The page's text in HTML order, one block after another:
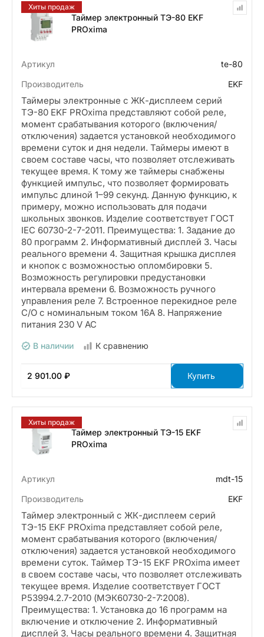
Хиты продаж
Таймер электронный ТЭ-80 EKF
PROxima
Артикул
te-80
Производитель
EKF
Таймеры электронные с ЖК-дисплеем серий
ТЭ-80 EKF PROxima представляют собой реле,
момент срабатывания которого (включения/
отключения) задается установкой необходимого
времени суток и дня недели. Таймеры имеют в
своем составе часы, что позволяет отслеживать
текущее время. К тому же таймеры снабжены
функцией импульс, что позволяет формировать
импульс длиной 1–99 секунд. Данную функцию, к
примеру, можно использовать для подачи
школьных звонков. Изделие соответствует ГОСТ
IEC 60730-2-7-2011. Преимущества: 1. Задание до
80 программ 2. Информативный дисплей 3. Часы
реального времени 4. Защитная крышка дисплея
и кнопок с возможностью опломбировки 5.
Возможность регулировки предустановки
интервала времени 6. Возможность ручного
управления реле 7. Встроенное перекидное реле
С/О с номинальным током 16А 8. Напряжение
питания 230 V АС
В наличии К сравнению
2 901.00 ₽ Купить
Хиты продаж
Таймер электронный ТЭ-15 EKF
PROxima
Артикул
mdt-15
Производитель
EKF
Таймер электронный с ЖК-дисплеем серий
ТЭ-15 EKF PROxima представляет собой реле,
момент срабатывания которого (включения/
отключения) задается установкой необходимого
времени суток. Таймер ТЭ-15 EKF PROxima имеет
в своем составе часы, что позволяет отслеживать
текущее время. Изделие соответствует ГОСТ
Р53994.2.7-2010 (МЭК60730-2-7:2008).
Преимущества: 1. Установка до 16 программ на
включение и отключение 2. Информативный
дисплей 3. Часы реального времени 4. Защитная